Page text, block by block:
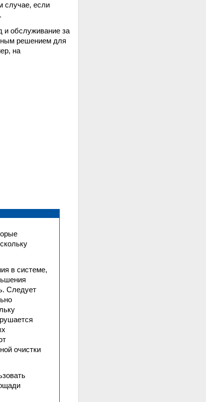
случае, если
и обслуживание за
решением для
на
в системе,
Следует
очистки